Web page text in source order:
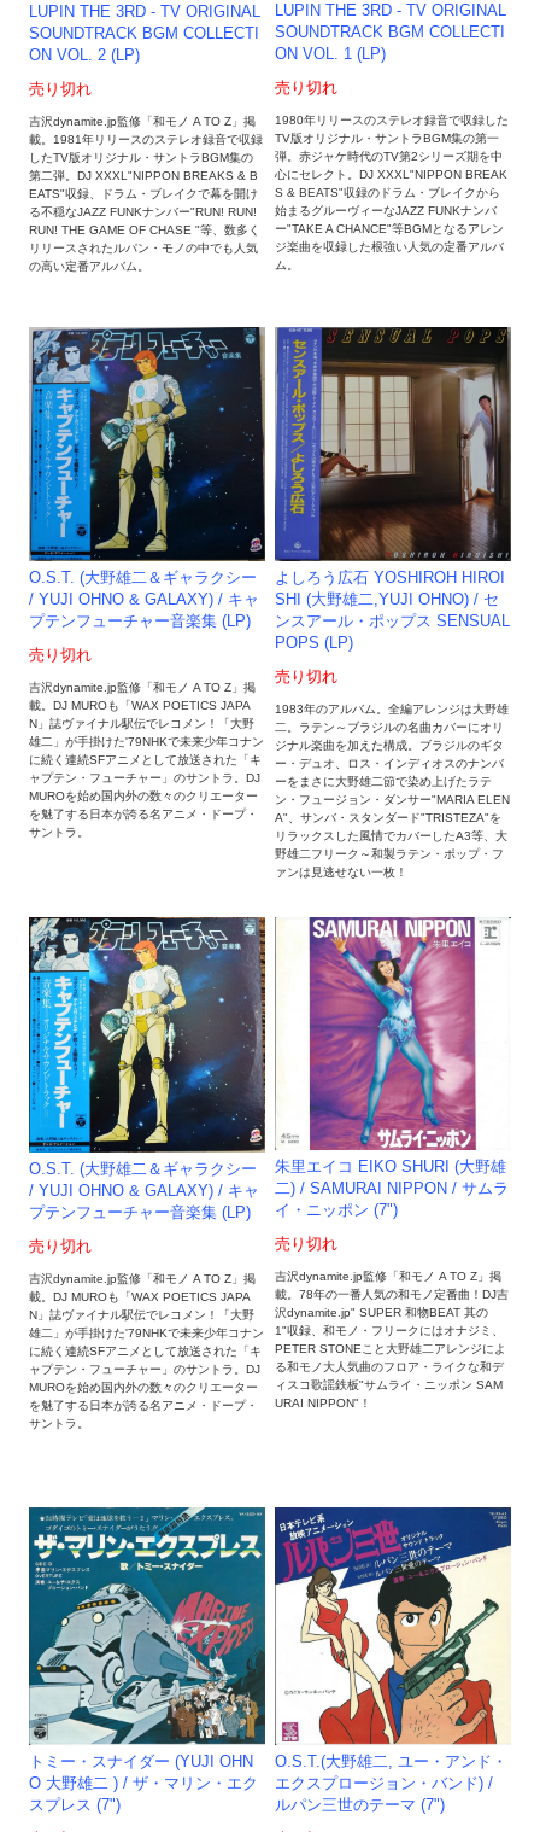
LUPIN THE 3RD - TV ORIGINAL
SOUNDTRACK BGM COLLECTI
ON VOL. 2 (LP)
売り切れ
吉沢dynamite.jp監修「和モノ A TO Z」掲
載。1981年リリースのステレオ録音で収録
したTV版オリジナル・サントラBGM集の
第二弾。DJ XXXL"NIPPON BREAKS & B
EATS"収録、ドラム・ブレイクで幕を開け
る不穏なJAZZ FUNKナンバー"RUN! RUN!
RUN! THE GAME OF CHASE "等、数多く
リリースされたルパン・モノの中でも人気
の高い定番アルバム。
LUPIN THE 3RD - TV ORIGINAL
SOUNDTRACK BGM COLLECTI
ON VOL. 1 (LP)
売り切れ
1980年リリースのステレオ録音で収録した
TV版オリジナル・サントラBGM集の第一
弾。赤ジャケ時代のTV第2シリーズ期を中
心にセレクト。DJ XXXL"NIPPON BREAK
S & BEATS"収録のドラム・ブレイクから
始まるグルーヴィーなJAZZ FUNKナンバ
ー"TAKE A CHANCE"等BGMとなるアレン
ジ楽曲を収録した根強い人気の定番アルバ
ム。
O.S.T. (大野雄二＆ギャラクシー
/ YUJI OHNO & GALAXY) / キャ
プテンフューチャー音楽集 (LP)
売り切れ
吉沢dynamite.jp監修「和モノ A TO Z」掲
載。DJ MUROも「WAX POETICS JAPA
N」誌ヴァイナル駅伝でレコメン！「大野
雄二」が手掛けた'79NHKで未来少年コナン
に続く連続SFアニメとして放送された「キ
ャプテン・フューチャー」のサントラ。DJ
MUROを始め国内外の数々のクリエーター
を魅了する日本が誇る名アニメ・ドープ・
サントラ。
よしろう広石 YOSHIROH HIROI
SHI (大野雄二,YUJI OHNO) / セ
ンスアール・ポップス SENSUAL
POPS (LP)
売り切れ
1983年のアルバム。全編アレンジは大野雄
二。ラテン～ブラジルの名曲カバーにオリ
ジナル楽曲を加えた構成。ブラジルのギタ
ー・デュオ、ロス・インディオスのナンバ
ーをまさに大野雄二節で染め上げたラテ
ン・フュージョン・ダンサー"MARIA ELEN
A"、サンバ・スタンダード"TRISTEZA"を
リラックスした風情でカバーしたA3等、大
野雄二フリーク～和製ラテン・ポップ・フ
ァンは見逃せない一枚！
O.S.T. (大野雄二＆ギャラクシー
/ YUJI OHNO & GALAXY) / キャ
プテンフューチャー音楽集 (LP)
売り切れ
吉沢dynamite.jp監修「和モノ A TO Z」掲
載。DJ MUROも「WAX POETICS JAPA
N」誌ヴァイナル駅伝でレコメン！「大野
雄二」が手掛けた'79NHKで未来少年コナン
に続く連続SFアニメとして放送された「キ
ャプテン・フューチャー」のサントラ。DJ
MUROを始め国内外の数々のクリエーター
を魅了する日本が誇る名アニメ・ドープ・
サントラ。
朱里エイコ EIKO SHURI (大野雄
二) / SAMURAI NIPPON / サムラ
イ・ニッポン (7")
売り切れ
吉沢dynamite.jp監修「和モノ A TO Z」掲
載。78年の一番人気の和モノ定番曲！DJ吉
沢dynamite.jp" SUPER 和物BEAT 其の
1"収録、和モノ・フリークにはオナジミ、
PETER STONEこと大野雄二アレンジによ
る和モノ大人気曲のフロア・ライクな和デ
ィスコ歌謡鉄板"サムライ・ニッポン SAM
URAI NIPPON"！
トミー・スナイダー (YUJI OHN
O 大野雄二 ) / ザ・マリン・エク
スプレス (7")
O.S.T.(大野雄二, ユー・アンド・
エクスプロージョン・バンド) /
ルパン三世のテーマ (7")